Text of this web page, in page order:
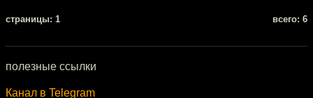
cтраницы: 1 всего: 6
полезные ссылки
Канал в Telegram